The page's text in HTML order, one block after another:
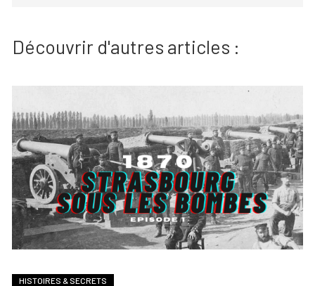
Découvrir d'autres articles :
HISTOIRES & SECRETS